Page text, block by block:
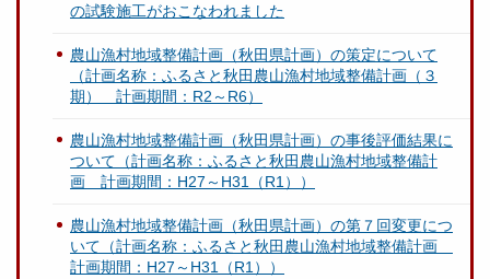
の試験施工がおこなわれました
農山漁村地域整備計画（秋田県計画）の策定について
（計画名称：ふるさと秋田農山漁村地域整備計画（３
期） 計画期間：R2～R6）
農山漁村地域整備計画（秋田県計画）の事後評価結果に
ついて（計画名称：ふるさと秋田農山漁村地域整備計
画 計画期間：H27～H31（R1））
農山漁村地域整備計画（秋田県計画）の第７回変更につ
いて（計画名称：ふるさと秋田農山漁村地域整備計画
計画期間：H27～H31（R1））